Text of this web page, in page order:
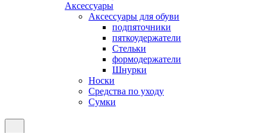
Аксессуары
Аксессуары для обуви
подпяточники
пяткоудержатели
Стельки
формодержатели
Шнурки
Носки
Средства по уходу
Сумки